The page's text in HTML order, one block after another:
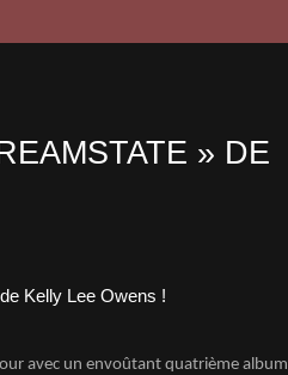
» DE
avec un envoûtant quatrième album